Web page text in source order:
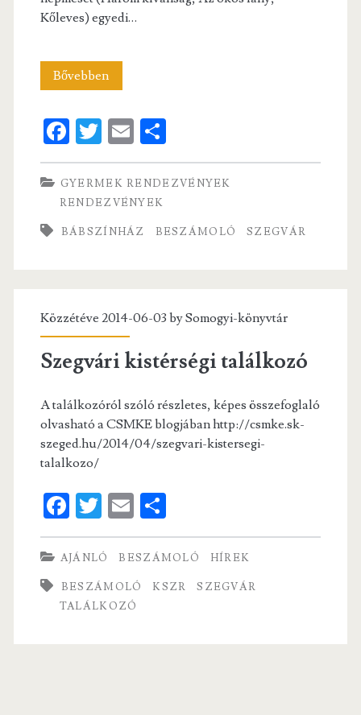
Kőleves) egyedi…
BővebbenSzegváron
a
Könyvmoly
Fa
ce
b
o
o
T
w
itt
er
E
m
ai
l
S
ha
re
GYERMEK RENDEZVÉNYEK
RENDEZVÉNYEK
BÁBSZÍNHÁZ BESZÁMOLÓ SZEGVÁR
Közzétéve 2014-06-03 bySomogyi-könyvtár
Szegvári kistérségi találkozó
A találkozóról szóló részletes, képes összefoglaló
olvasható a CSMKE blogjában http://csmke.sk-
szeged.hu/2014/04/szegvari-kistersegi-
talalkozo/
Fa
ce
b
o
o
T
w
itt
er
E
m
ai
l
S
ha
re
AJÁNLÓ BESZÁMOLÓ HÍREK
BESZÁMOLÓ KSZR
SZEGVÁR
TALÁLKOZÓ